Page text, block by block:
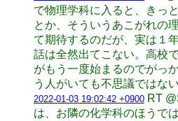
で物理学科に入ると、きっ
とか、そういうあこがれの
て期待するのだが、実は１
話は全然出てこない。高校
がもう一度始まるのでがっ
う人がいても不思議ではない
2022-01-03 19:02:42 +0900 RT
は、お隣の化学科のほうで